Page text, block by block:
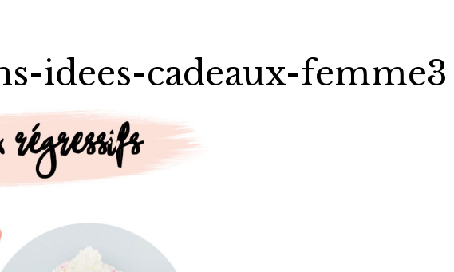
idees-cadeaux-femme3